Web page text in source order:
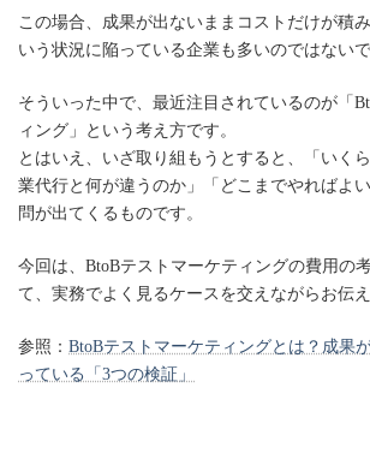
この場合、成果が出ないままコストだけが積
いう状況に陥っている企業も多いのではないで
そういった中で、最近注目されているのが「
ィング」という考え方です。
とはいえ、いざ取り組もうとすると、「いく
業代行と何が違うのか」「どこまでやればよ
問が出てくるものです。
今回は、BtoBテストマーケティングの費用の
て、実務でよく見るケースを交えながらお伝
参照： BtoBテストマーケティングとは？成果
っている「3つの検証」